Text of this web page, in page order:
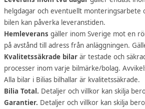
helgdagar och eventuellt monteringsarbete
bilen kan påverka leveranstiden.
Hemleverans gäller inom Sverige mot en
på avstånd till adress från anläggningen.
Kvalitetssäkrade bilar är testade och
processer inom varje bilmärke/bolag.
Alla bilar i Bilias bilhallar är kvalitetssäkrade.
Bilia Total. Detaljer och villkor kan skilja
Garantier. Detaljer och villkor kan skilja